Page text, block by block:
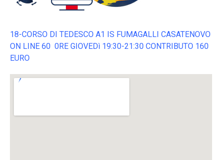
18-CORSO DI TEDESCO A1 IS FUMAGALLI CASATENOVO
ON LINE 60 0RE GIOVEDì 19:30-21:30 CONTRIBUTO 160
EURO